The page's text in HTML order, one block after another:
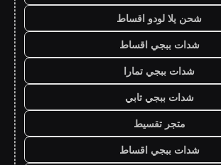
شحن يلا لودو اقساط
شدات ببجي اقساط
شدات ببجي تمارا
شدات ببجي تابي
متجر تقسيط
شدات ببجي اقساط